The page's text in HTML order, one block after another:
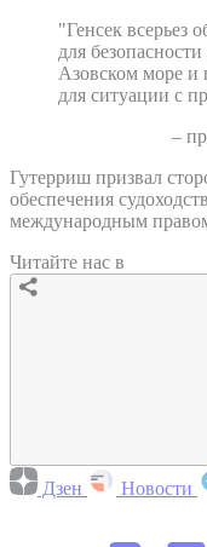
"Генсек всерьез
для
Азовском море и
для ситуации с
–
Гутерриш призвал
обеспечения
международным
Читайте нас в
Дзен Новости